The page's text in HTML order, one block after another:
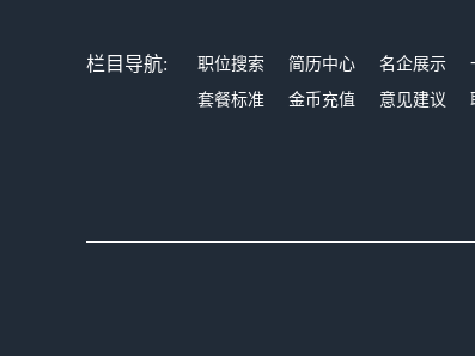
栏目导航: 职位搜索 简历中心 名企展示
套餐标准
金币充值 意见建议